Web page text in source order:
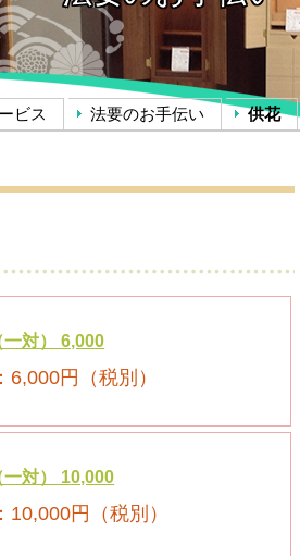
ビス 法要のお手伝い 供花
一対） 6,000
6,000円（税別）
一対） 10,000
10,000円（税別）